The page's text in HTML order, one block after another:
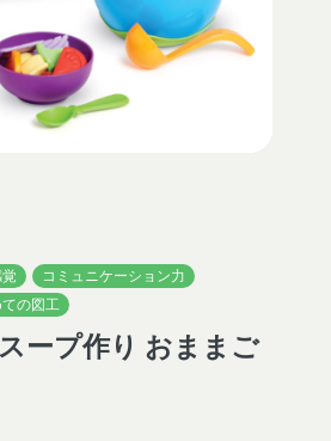
コミュニケーション力
の図工
ープ作り おままご